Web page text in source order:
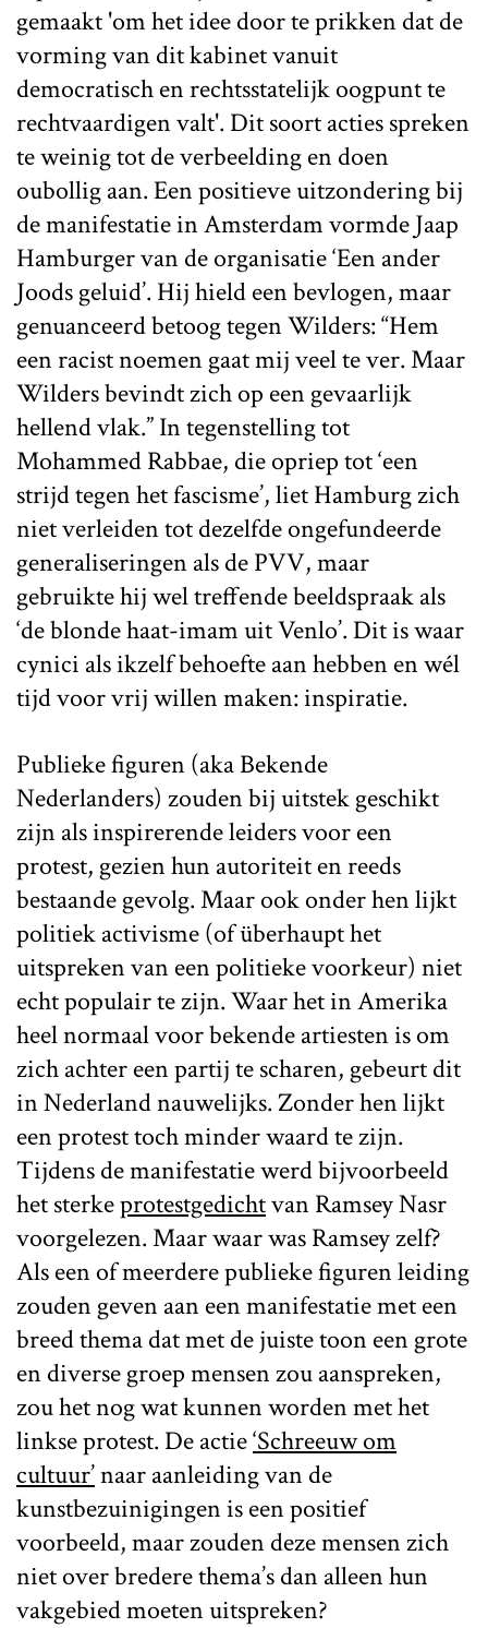
gemaakt 'om het idee door te prikken dat de
vorming van dit kabinet vanuit
democratisch en rechtsstatelijk oogpunt te
rechtvaardigen valt'. Dit soort acties spreken
te weinig tot de verbeelding en doen
oubollig aan. Een positieve uitzondering bij
de manifestatie in Amsterdam vormde Jaap
Hamburger van de organisatie ‘Een ander
Joods geluid’. Hij hield een bevlogen, maar
genuanceerd betoog tegen Wilders: “Hem
een racist noemen gaat mij veel te ver. Maar
Wilders bevindt zich op een gevaarlijk
hellend vlak.” In tegenstelling tot
Mohammed Rabbae, die opriep tot ‘een
strijd tegen het fascisme’, liet Hamburg zich
niet verleiden tot dezelfde ongefundeerde
generaliseringen als de PVV, maar
gebruikte hij wel treffende beeldspraak als
‘de blonde haat-imam uit Venlo’. Dit is waar
cynici als ikzelf behoefte aan hebben en wél
tijd voor vrij willen maken: inspiratie.
Publieke figuren (aka Bekende
Nederlanders) zouden bij uitstek geschikt
zijn als inspirerende leiders voor een
protest, gezien hun autoriteit en reeds
bestaande gevolg. Maar ook onder hen lijkt
politiek activisme (of überhaupt het
uitspreken van een politieke voorkeur) niet
echt populair te zijn. Waar het in Amerika
heel normaal voor bekende artiesten is om
zich achter een partij te scharen, gebeurt dit
in Nederland nauwelijks. Zonder hen lijkt
een protest toch minder waard te zijn.
Tijdens de manifestatie werd bijvoorbeeld
het sterkeprotestgedichtvan Ramsey Nasr
voorgelezen. Maar waar was Ramsey zelf?
Als een of meerdere publieke figuren leiding
zouden geven aan een manifestatie met een
breed thema dat met de juiste toon een grote
en diverse groep mensen zou aanspreken,
zou het nog wat kunnen worden met het
linkse protest. De actie‘Schreeuw om
cultuur’naar aanleiding van de
kunstbezuinigingen is een positief
voorbeeld, maar zouden deze mensen zich
niet over bredere thema’s dan alleen hun
vakgebied moeten uitspreken?